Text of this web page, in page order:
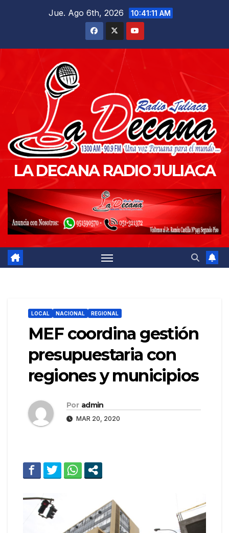
Jue. Ago 6th, 2026 10:41:12 AM
LA DECANA RADIO JULIACA
LOCAL NACIONAL REGIONAL
MEF coordina gestión
presupuestaria con
regiones y municipios
Por admin
MAR 20, 2020